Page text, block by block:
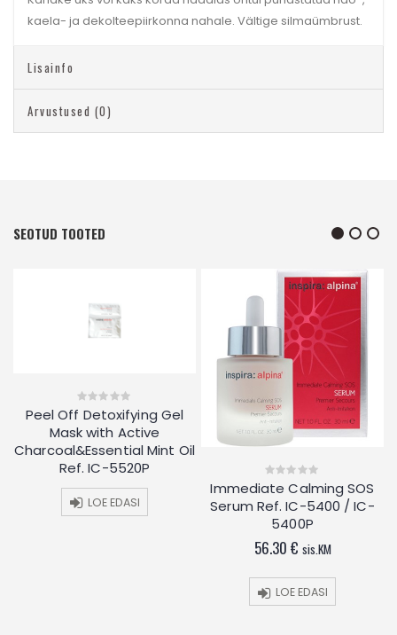
kaela- ja dekolteepiirkonna nahale. Vältige silmaümbrust.
Lisainfo
Arvustused (0)
SEOTUD TOOTED
0
out
of
5
Peel Off Detoxifying Gel
Mask with Active
Charcoal&Essential Mint Oil
Ref. IC-5520P
LOE EDASI
0
of
Immediate Calming SOS
Serum Ref. IC-5400 / IC-
5400P
56.30 € sis.KM
LOE EDASI